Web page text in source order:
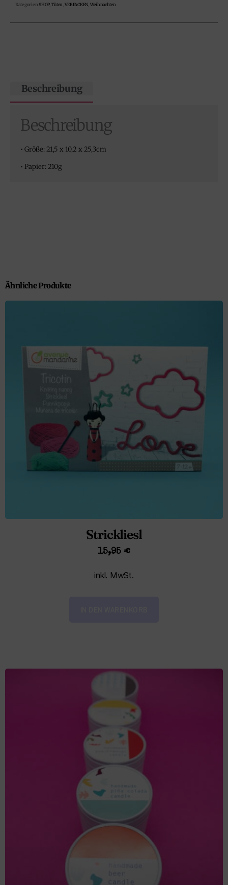
Kategorien SHOP,Tüten VERPACKEN Weihnachten
Beschreibung
Beschreibung
• Größe: 21,5 x 10,2 x 25,3cm
• Papier: 210g
Ähnliche Produkte
Strickliesl
15,95 €
inkl. MwSt.